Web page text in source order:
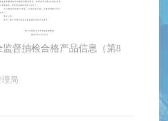
督抽检合格产品信息（第8
局